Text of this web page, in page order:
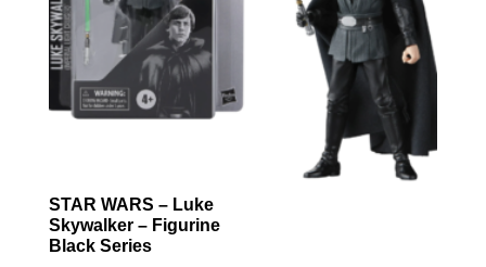
STAR WARS – Luke
Skywalker – Figurine
Black Series